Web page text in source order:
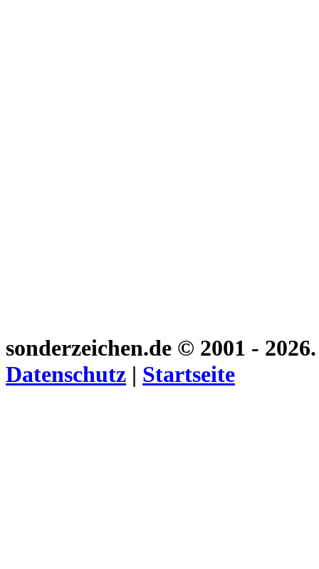
sonderzeichen.de © 2001 -
Datenschutz | Startseite